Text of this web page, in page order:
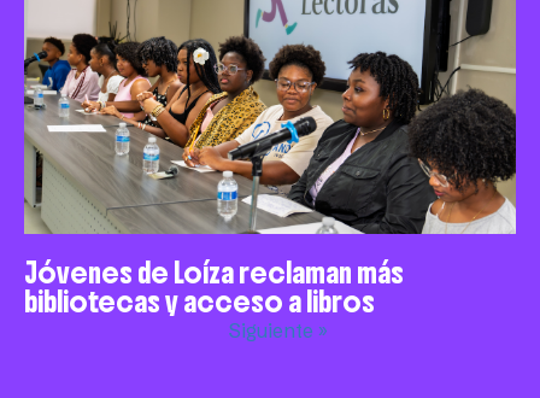
Jóvenes de Loíza reclaman más
bibliotecas y acceso a libros
Siguiente »